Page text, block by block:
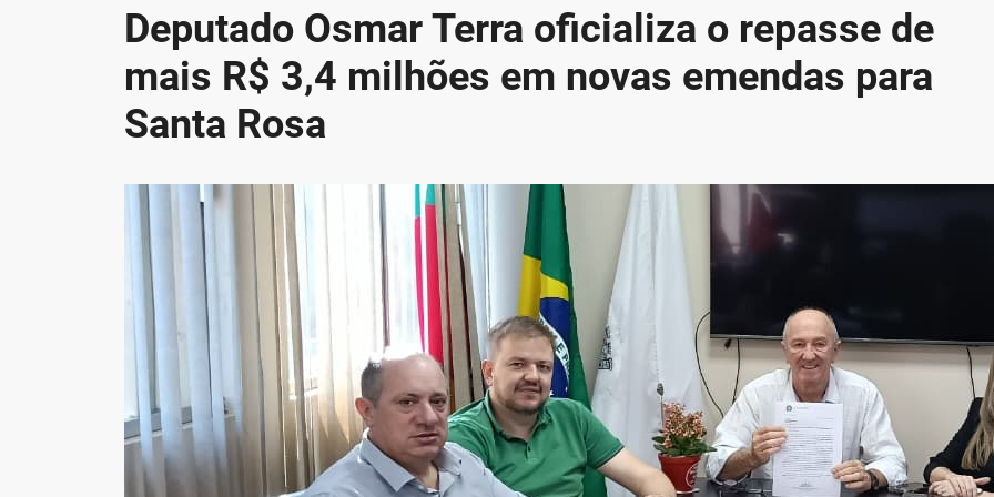
Deputado Osmar Terra oficializa o repasse de
mais R$ 3,4 milhões em novas emendas para
Santa Rosa
c